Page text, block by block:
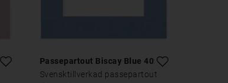
Passepartout Biscay Blue 40x40
Svensktillverkad passepartout